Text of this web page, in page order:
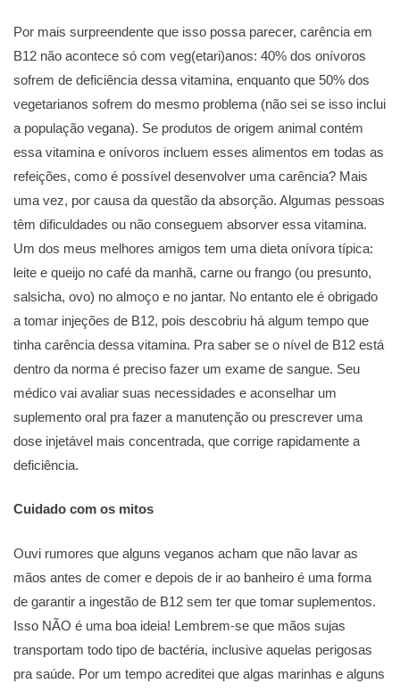
Por mais surpreendente que isso possa parecer, carência em
B12 não acontece só com veg(etari)anos: 40% dos onívoros
sofrem de deficiência dessa vitamina, enquanto que 50% dos
vegetarianos sofrem do mesmo problema (não sei se isso inclui
a população vegana). Se produtos de origem animal contém
essa vitamina e onívoros incluem esses alimentos em todas as
refeições, como é possível desenvolver uma carência? Mais
uma vez, por causa da questão da absorção. Algumas pessoas
têm dificuldades ou não conseguem absorver essa vitamina.
Um dos meus melhores amigos tem uma dieta onívora típica:
leite e queijo no café da manhã, carne ou frango (ou presunto,
salsicha, ovo) no almoço e no jantar. No entanto ele é obrigado
a tomar injeções de B12, pois descobriu há algum tempo que
tinha carência dessa vitamina. Pra saber se o nível de B12 está
dentro da norma é preciso fazer um exame de sangue. Seu
médico vai avaliar suas necessidades e aconselhar um
suplemento oral pra fazer a manutenção ou prescrever uma
dose injetável mais concentrada, que corrige rapidamente a
deficiência.
Cuidado com os mitos
Ouvi rumores que alguns veganos acham que não lavar as
mãos antes de comer e depois de ir ao banheiro é uma forma
de garantir a ingestão de B12 sem ter que tomar suplementos.
Isso NÃO é uma boa ideia! Lembrem-se que mãos sujas
transportam todo tipo de bactéria, inclusive aquelas perigosas
pra saúde. Por um tempo acreditei que algas marinhas e alguns